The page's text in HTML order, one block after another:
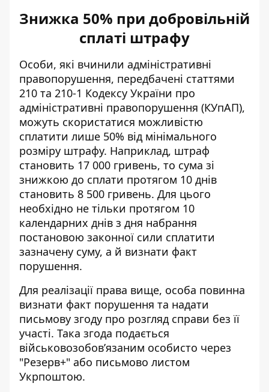
Знижка 50% при добровільній
сплаті штрафу
Особи, які вчинили адміністративні
правопорушення, передбачені статтями
210 та 210-1 Кодексу України про
адміністративні правопорушення (КУпАП),
можуть скористатися можливістю
сплатити лише 50% від мінімального
розміру штрафу. Наприклад, штраф
становить 17 000 гривень, то сума зі
знижкою до сплати протягом 10 днів
становить 8 500 гривень. Для цього
необхідно не тільки протягом 10
календарних днів з дня набрання
постановою законної сили сплатити
зазначену суму, а й визнати факт
порушення.
Для реалізації права вище, особа повинна
визнати факт порушення та надати
письмову згоду про розгляд справи без її
участі. Така згода подається
військовозобовʼязаним особисто через
"Резерв+" або письмово листом
Укрпоштою.